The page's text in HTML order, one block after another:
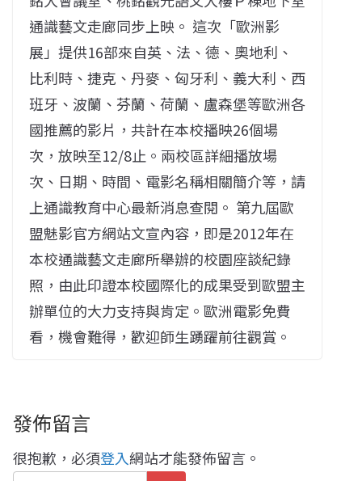
通識藝文走廊同步上映。 這次「歐洲影
展」提供16部來自英、法、德、奧地利、
比利時、捷克、丹麥、匈牙利、義大利、西
班牙、波蘭、芬蘭、荷蘭、盧森堡等歐洲各
國推薦的影片，共計在本校播映26個場
次，放映至12/8止。兩校區詳細播放場
次、日期、時間、電影名稱相關簡介等，請
上通識教育中心最新消息查閱。 第九屆歐
盟魅影官方網站文宣內容，即是2012年在
本校通識藝文走廊所舉辦的校園座談紀錄
照，由此印證本校國際化的成果受到歐盟主
辦單位的大力支持與肯定。歐洲電影免費
看，機會難得，歡迎師生踴躍前往觀賞。
發佈留言
很抱歉，必須登入網站才能發佈留言。